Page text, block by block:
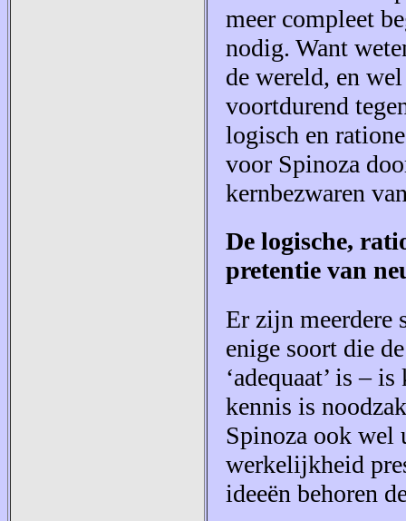
meer compleet
nodig. Want
de wereld, en
voortdurend
logisch en
voor Spinoza
kernbezwaren
De logische,
pretentie van
Er zijn meerdere
enige soort die
‘adequaat’ is –
kennis is
Spinoza ook wel
werkelijkheid
ideeën behoren